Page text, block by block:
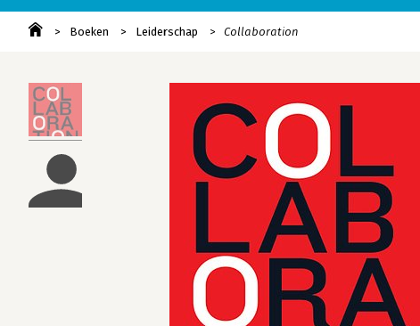
Boeken Leiderschap Collaboration